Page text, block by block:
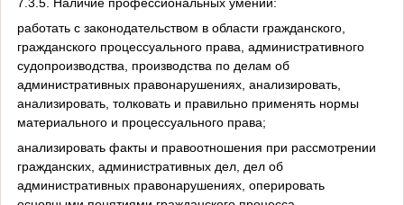
работать с законодательством в области гражданского,
гражданского процессуального права, административного
судопроизводства, производства по делам об
административных правонарушениях, анализировать,
анализировать, толковать и правильно применять нормы
материального и процессуального права;
анализировать факты и правоотношения при рассмотрении
гражданских, административных дел, дел об
административных правонарушениях, оперировать